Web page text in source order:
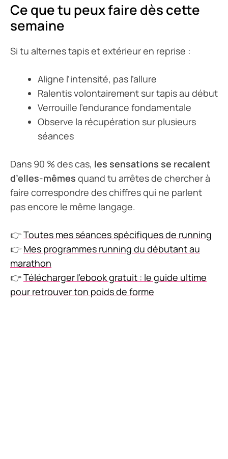
Ce que tu peux faire dès cette
semaine
Si tu alternes tapis et extérieur en reprise :
Aligne l’intensité, pas l’allure
Ralentis volontairement sur tapis au début
Verrouille l’endurance fondamentale
Observe la récupération sur plusieurs
séances
Dans 90 % des cas, les sensations se recalent
d’elles-mêmes quand tu arrêtes de chercher à
faire correspondre des chiffres qui ne parlent
pas encore le même langage.
👉Toutes mes séances spécifiques de running
👉 Mes programmes running du débutant au
marathon
👉Télécharger l’ebook gratuit : le guide ultime
pour retrouver ton poids de forme